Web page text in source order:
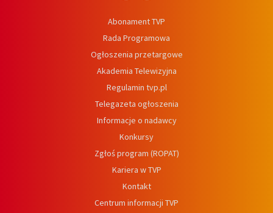
Abonament TVP
Rada Programowa
Ogłoszenia przetargowe
Akademia Telewizyjna
Regulamin tvp.pl
Telegazeta ogłoszenia
Informacje o nadawcy
Konkursy
Zgłoś program (ROPAT)
Kariera w TVP
Kontakt
Centrum informacji TVP